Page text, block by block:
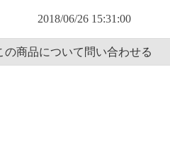
2018/06/26 15:31:00
の商品について問い合わせる